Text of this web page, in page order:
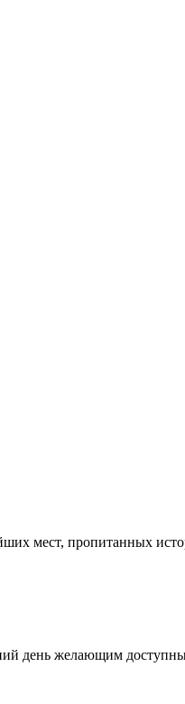
мест, пропитанных
день желающим